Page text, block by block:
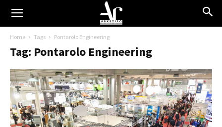
Home Tags Pontarolo Engineering
Tag: Pontarolo Engineering